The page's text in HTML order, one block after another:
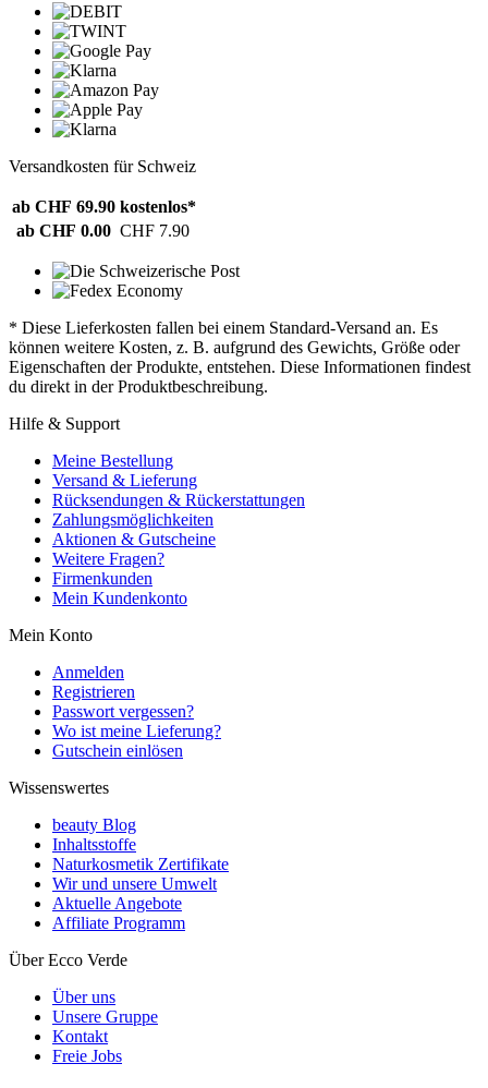
Versandkosten für Schweiz
ab CHF 69.90 kostenlos*
ab CHF 0.00 CHF 7.90
* Diese Lieferkosten fallen bei einem Standard-Versand an. Es
können weitere Kosten, z. B. aufgrund des Gewichts, Größe oder
Eigenschaften der Produkte, entstehen. Diese Informationen findest
du direkt in der Produktbeschreibung.
Hilfe & Support
Meine Bestellung
Versand & Lieferung
Rücksendungen & Rückerstattungen
Zahlungsmöglichkeiten
Aktionen & Gutscheine
Weitere Fragen?
Firmenkunden
Mein Kundenkonto
Mein Konto
Anmelden
Registrieren
Passwort vergessen?
Wo ist meine Lieferung?
Gutschein einlösen
Wissenswertes
beauty Blog
Inhaltsstoffe
Naturkosmetik Zertifikate
Wir und unsere Umwelt
Aktuelle Angebote
Affiliate Programm
Über Ecco Verde
Über uns
Unsere Gruppe
Kontakt
Freie Jobs